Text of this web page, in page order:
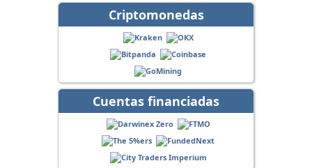
Criptomonedas
Cuentas financiadas